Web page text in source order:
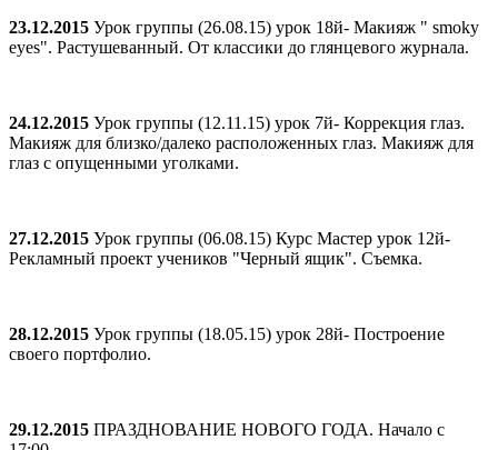
23.12.2015 Урок группы (26.08.15) урок 18й- Макияж " smoky
eyes". Растушеванный. От классики до глянцевого журнала.
24.12.2015 Урок группы (12.11.15) урок 7й- Коррекция глаз.
Макияж для близко/далеко расположенных глаз. Макияж для
глаз с опущенными уголками.
27.12.2015 Урок группы (06.08.15) Курс Мастер урок 12й-
Рекламный проект учеников "Черный ящик". Съемка.
28.12.2015 Урок группы (18.05.15) урок 28й- Построение
своего портфолио.
29.12.2015 ПРАЗДНОВАНИЕ НОВОГО ГОДА. Начало с